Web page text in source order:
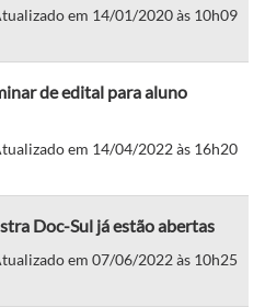
em 14/01/2020 às 10h09
de edital para aluno
em 14/04/2022 às 16h20
Doc-Sul já estão abertas
em 07/06/2022 às 10h25